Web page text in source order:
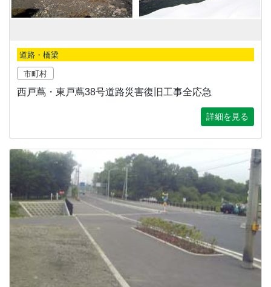
道路・橋梁
市町村
西戸蔦・東戸蔦38号道路災害復旧工事全応急
詳細を見る